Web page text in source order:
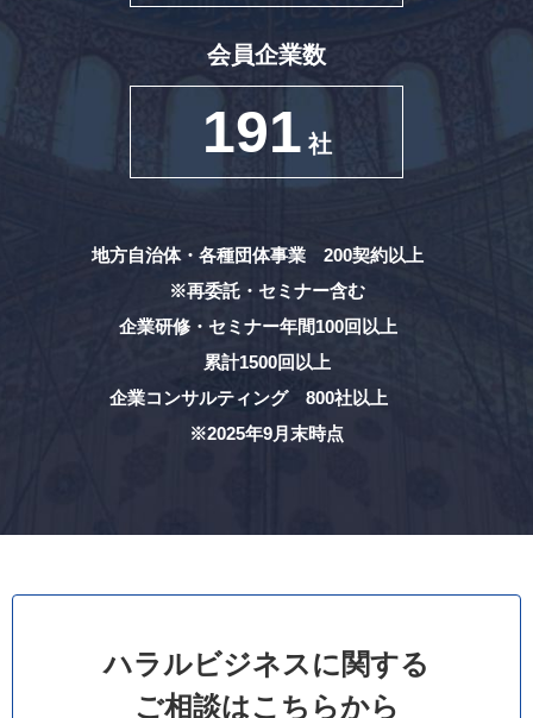
会員企業数
191 社
地方自治体・各種団体事業 200契約以上
※再委託・セミナー含む
企業研修・セミナー年間100回以上
累計1500回以上
企業コンサルティング 800社以上
※2025年9月末時点
ハラルビジネスに関する
ご相談はこちらから